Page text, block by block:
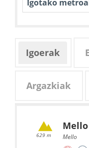
Igotako
Igoerak
Argazkiak
629 m
Mello
Mello